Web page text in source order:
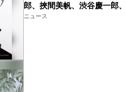
郎、挾間美帆、渋谷慶一郎
ニュース